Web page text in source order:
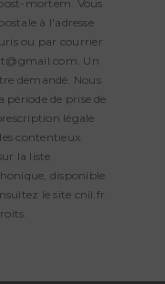
mortem. Vous
à l'adresse
ou par courrier
Un
demandé. Nous
période de prise de
légale
contentieux.
la liste
disponible
le site cnil.fr